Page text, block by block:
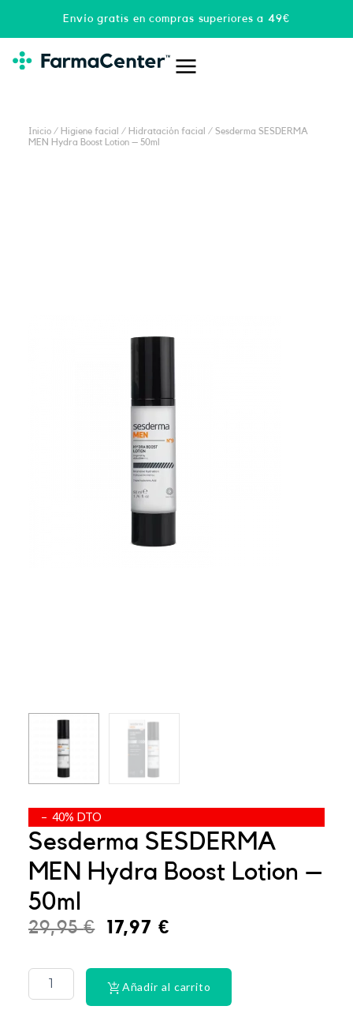
Envío gratis en compras superiores a 49€
Inicio / Higiene facial / Hidratación facial
/ Sesderma SESDERMA
MEN Hydra Boost Lotion – 50ml
– 40% DTO
Sesderma SESDERMA
MEN Hydra Boost Lotion –
50ml
29,95€
El
original
era:
17,97 €El
actual
es:
Roche
Posay
Anthelios
Añadir al carrito